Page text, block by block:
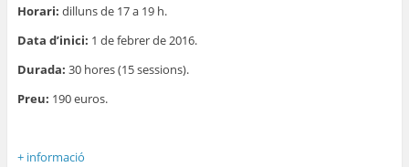
Horari: dilluns de 17 a 19 h.
Data d’inici: 1 de febrer de 2016.
Durada: 30 hores (15 sessions).
Preu: 190 euros.
+ informació